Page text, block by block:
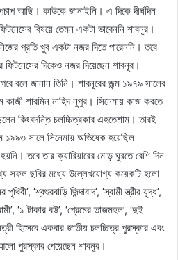
আছি। কাউকে জানাইনি। এ দিকে দীর্ঘদিন
বিষয়ে তেমন একটা ভাবেননি শাবনূর।
প্রতি খুব একটা নজর দিতে পারেননি। তবে
দিকেও নজর দিয়েছেন শাবনূর।
বলে জানান তিনি। শাবনূরের জন্ম ১৯৭৯ সালের
শারমিন নাহিদ নুপুর। সিনেমায় কাজ করতে
কিংবদন্তি চলচ্চিত্রকার এহতেশাম। তারই
১৯৯৩ সালে সিনেমায় অভিষেক হয়েছিল
তবে তার ক্যারিয়ারের মোড় ঘুরতে বেশি দিন
সফল ছবির মধ্যে উল্লেখযোগ্য কয়েকটি হলো
‘শ্বশুরবাড়ি জিন্দাবাদ’, ‘স্বামী স্ত্রীর যুদ্ধ’,
‘১ টাকার বউ’, ‘প্রেমের তাজমহল’, ‘দুই
হিসেবে একবার জাতীয় চলচ্চিত্র পুরস্কার এবং
পুরস্কার পেয়েছেন শাবনূর।